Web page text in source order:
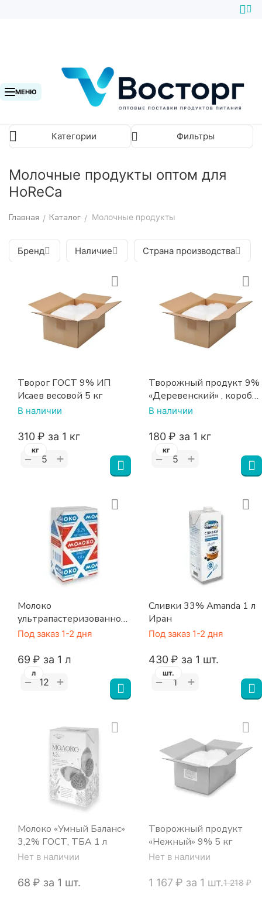
МЕНЮ
Категории Фильтры
Молочные продукты оптом для
HoReCa
Главная / Каталог / Молочные продукты
Бренд Наличие Страна производства
Творог ГОСТ 9% ИП
Исаев весовой 5 кг
В наличии
‍310‍₽ за 1 кг
− +
кг
Творожный продукт 9%
«Деревенский» , коробка
5 кг (Рязань)
В наличии
‍180‍₽ за 1 кг
− +
кг
Молоко
ультрапастеризованное
3,2% 1 л ПРОМОЛАТ
Под заказ 1-2 дня
‍69‍ ₽ за 1 л
− +
л
Сливки 33% Amanda 1 л
Иран
Под заказ 1-2 дня
‍430‍₽ за 1 шт.
− +
шт.
Молоко «Умный Баланс»
3,2% ГОСТ, ТБА 1 л
Нет в наличии
‍68‍ ₽ за 1 шт.
Творожный продукт
«Нежный» 9% 5 кг
Нет в наличии
1 167₽ за 1 шт.1 218₽